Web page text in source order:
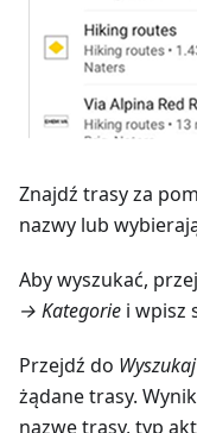
Znajdź trasy za
nazwy lub
Aby wyszukać,
→ Kategorie i wpisz
Przejdź do
żądane trasy.
nazwę trasy, typ